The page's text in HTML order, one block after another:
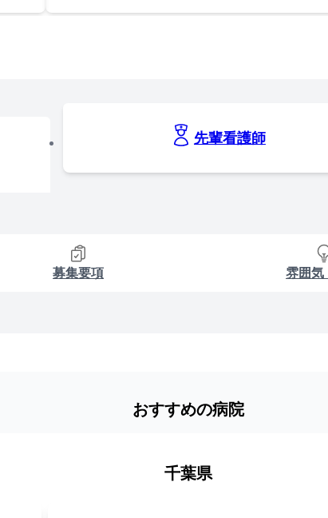
先輩看護師
募集要項 雰囲気
おすすめの病院
千葉県